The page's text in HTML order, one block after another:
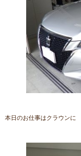
本日のお仕事はクラウンに